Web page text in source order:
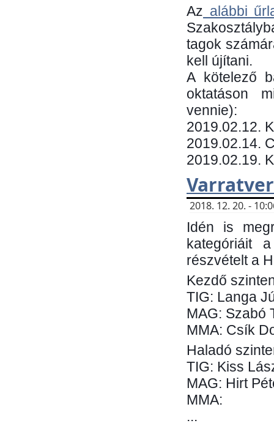
Az alábbi
tagok
kell újítani.
​A kötelező
oktatáson
vennie):
​2019.02.12.
2019.02.14.
2019.02.19.
2018. 12. 20. -
Idén is
kategóriáit
részvételt a
Kezdő
TIG: Langa
MAG: Szabó
MMA: Csík
Haladó
TIG: Kiss
MAG: Hirt
MMA:
...